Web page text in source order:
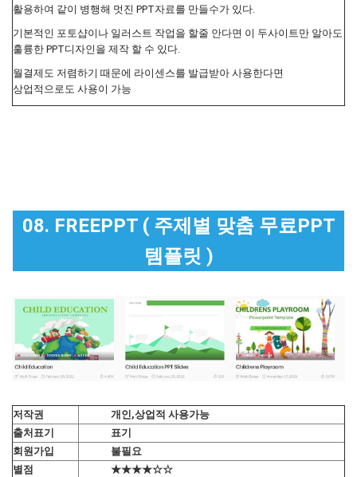
활용하여 같이 병행해 멋진 PPT자료를 만들수가 있다.
기본적인 포토샵이나 일러스트 작업을 할줄 안다면 이 두사이트만 알아도
훌륭한 PPT디자인을 제작 할 수 있다.
월결제도 저렴하기 때문에 라이센스를 발급받아 사용한다면
상업적으로도 사용이 가능
08. FREEPPT ( 주제별 맞춤 무료PPT
템플릿 )
저작권
개인,상업적 사용가능
출처표기
표기
회원가입
불필요
별점
★★★★☆☆